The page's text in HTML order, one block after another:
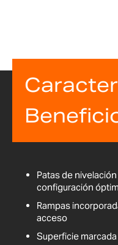
Patas de
configuración
Rampas
acceso
Superficie